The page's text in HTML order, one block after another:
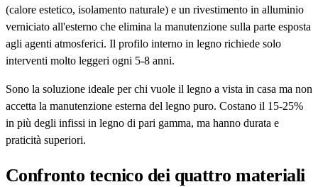
(calore estetico, isolamento naturale) e un rivestimento in alluminio
verniciato all'esterno che elimina la manutenzione sulla parte esposta
agli agenti atmosferici. Il profilo interno in legno richiede solo
interventi molto leggeri ogni 5-8 anni.
Sono la soluzione ideale per chi vuole il legno a vista in casa ma non
accetta la manutenzione esterna del legno puro. Costano il 15-25%
in più degli infissi in legno di pari gamma, ma hanno durata e
praticità superiori.
Confronto tecnico dei quattro materiali